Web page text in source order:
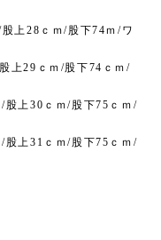
上28ｃｍ/股下74ｍ/ワ
上29ｃｍ/股下74ｃｍ/
股上30ｃｍ/股下75ｃｍ/
股上31ｃｍ/股下75ｃｍ/